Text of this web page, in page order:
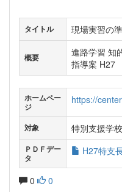
タイトル 現場実習の
概要
進路学習 知
指導案 H27
ホームペー
ジ
https://
対象 特別支援学校
ＰＤＦデー
タ
H27特支
0 0